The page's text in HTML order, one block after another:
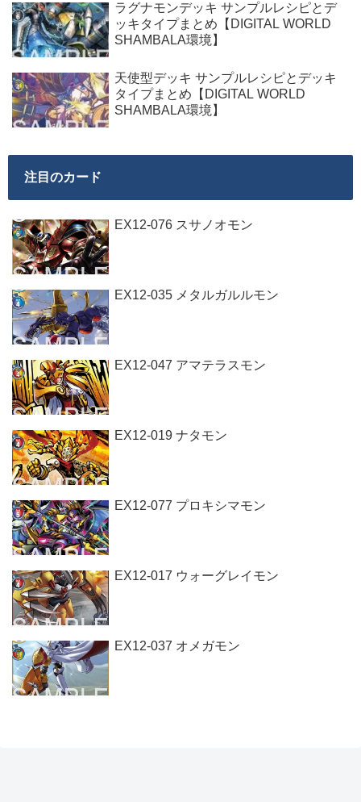
ラグナモンデッキ サンプルレシピとデ
ッキタイプまとめ【DIGITAL WORLD
SHAMBALA環境】
天使型デッキ サンプルレシピとデッキ
タイプまとめ【DIGITAL WORLD
SHAMBALA環境】
注目のカード
EX12-076 スサノオモン
EX12-035 メタルガルルモン
EX12-047 アマテラスモン
EX12-019 ナタモン
EX12-077 プロキシマモン
EX12-017 ウォーグレイモン
EX12-037 オメガモン